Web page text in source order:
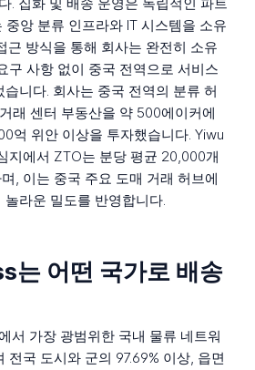
. 집화 및 배송 운영은 독립적인 파트
앙 분류 인프라와 IT 시스템을 소유
근 방식을 통해 회사는 완전히 소유
구 사항 없이 중국 전역으로 서비스
니다. 회사는 중국 전역의 분류 허
래 센터 부동산을 약 500에이커에
억 위안 이상을 투자했습니다. Yiwu
지에서 ZTO는 분당 평균 20,000개
, 이는 중국 주요 도매 거래 허브에
라운 밀도를 반영합니다.
는 어떤 국가로 배송
서 가장 광범위한 국내 물류 네트워
전국 도시와 군의 97.69% 이상, 읍면